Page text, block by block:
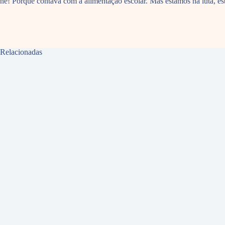
Relacionadas